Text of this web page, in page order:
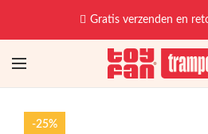
Gratis verzenden en
-25%